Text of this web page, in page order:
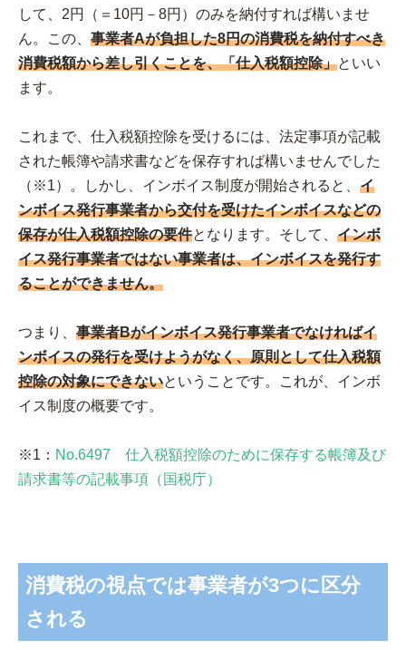
して、2円（＝10円－8円）のみを納付すれば構いませ
ん。この、 事業者Aが負担した8円の消費税を納付すべき
消費税額から差し引くことを、「仕入税額控除」といい
ます。
これまで、仕入税額控除を受けるには、法定事項が記載
された帳簿や請求書などを保存すれば構いませんでした
（※1）。しかし、インボイス制度が開始されると、 イ
ンボイス発行事業者から交付を受けたインボイスなどの
保存が仕入税額控除の要件となります。そして、 インボ
イス発行事業者ではない事業者は、インボイスを発行す
ることができません。
つまり、 事業者Bがインボイス発行事業者でなければイ
ンボイスの発行を受けようがなく、原則として仕入税額
控除の対象にできないということです。これが、インボ
イス制度の概要です。
※1： No.6497 仕入税額控除のために保存する帳簿及び
請求書等の記載事項（国税庁）
消費税の視点では事業者が3つに区分
される